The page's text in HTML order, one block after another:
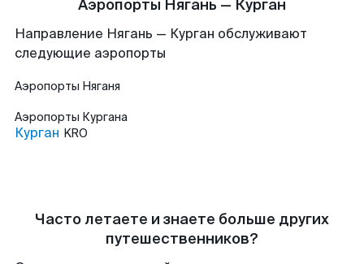
Аэропорты Нягань — Курган
Направление Нягань — Курган обслуживают
следующие аэропорты
Аэропорты Няганя
Аэропорты Кургана
Курган KRO
Часто летаете и знаете больше других
путешественников?